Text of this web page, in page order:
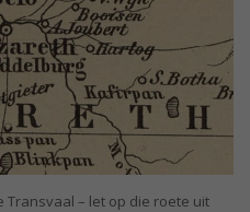
Transvaal – let op die roete uit